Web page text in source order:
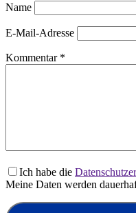
Name
E-Mail-Adresse
Kommentar *
Ich habe die
Meine Daten werden